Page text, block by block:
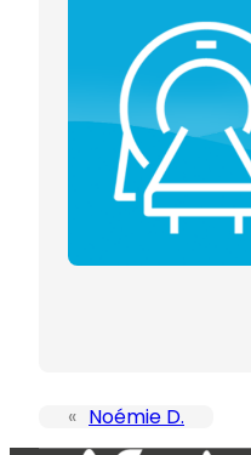
« Noémie D.